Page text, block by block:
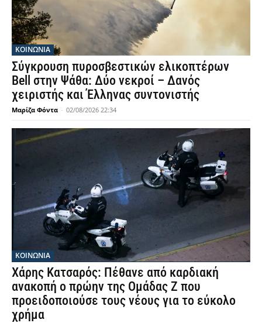
ΚΟΙΝΩΝΙΑ
Σύγκρουση πυροσβεστικών ελικοπτέρων
Bell στην Ψάθα: Δύο νεκροί – Δανός
χειριστής και Έλληνας συντονιστής
Μαρίζα Φόντα - 02/08/2026 22:34
ΚΟΙΝΩΝΙΑ
Χάρης Κατσαρός: Πέθανε από καρδιακή
ανακοπή ο πρώην της Ομάδας Ζ που
προειδοποιούσε τους νέους για το εύκολο
χρήμα